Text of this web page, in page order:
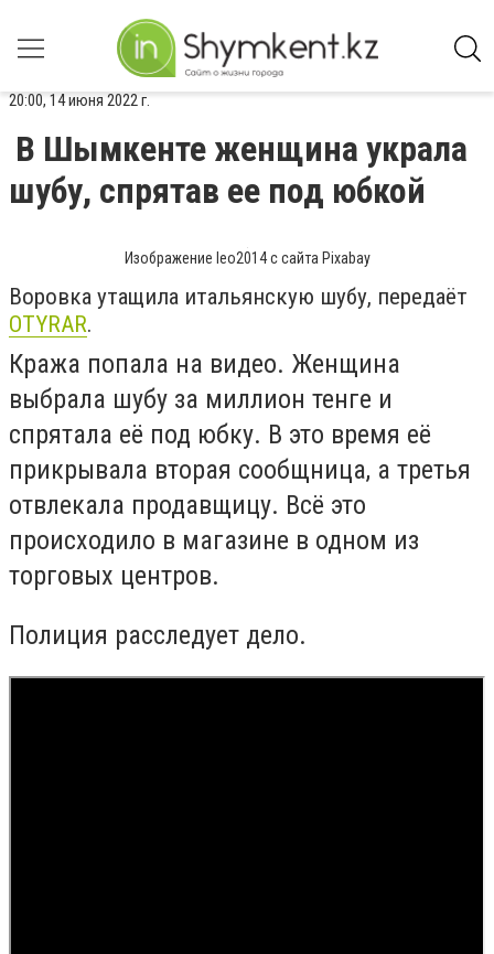
20:00, 14 июня 2022 г.
В Шымкенте женщина украла
шубу, спрятав ее под юбкой
Изображение leo2014 с сайта Pixabay
Воровка утащила итал­ьянскую шубу, передаёт
OTYRAR.
Кража попала на видео. Женщина
выбрала шубу за миллион тенге и
спрятала её под юбку. В это время её
прикрывала вторая сообщница, а третья
отвлекала продавщицу. Всё это
происходило в магазине в одном из
торговых центров.
Полиция расследует дело.